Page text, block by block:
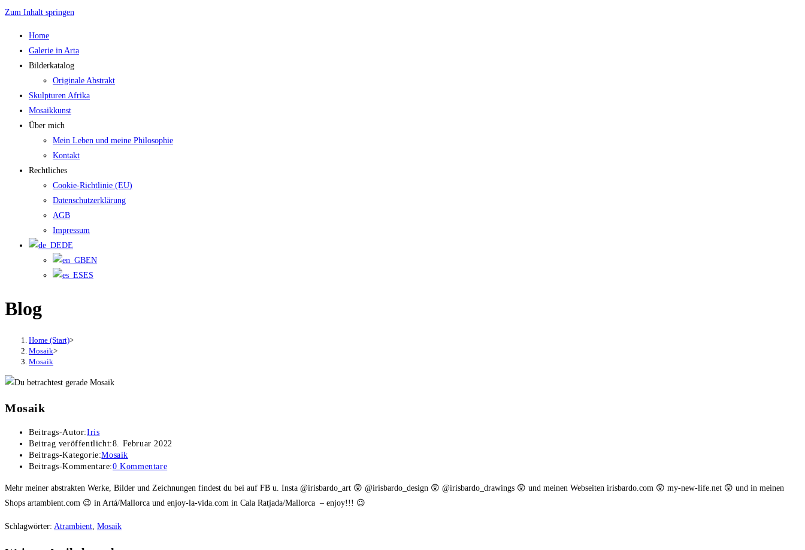
Zum Inhalt springen
Home
Galerie in Arta
Bilderkatalog
Originale Abstrakt
Skulpturen Afrika
Mosaikkunst
Über mich
Mein Leben und meine Philosophie
Kontakt
Rechtliches
Cookie-Richtlinie (EU)
Datenschutzerklärung
AGB
Impressum
DE
EN
ES
Blog
Home (Start)>
Mosaik>
Mosaik
Mosaik
Beitrags-Autor:Iris
Beitrag veröffentlicht:8. Februar 2022
Beitrags-Kategorie:Mosaik
Beitrags-Kommentare:0 Kommentare
Mehr meiner abstrakten Werke, Bilder und Zeichnungen findest du bei auf FB u. Insta @irisbardo_art 😲 @irisbardo_design 😲 @irisbardo_drawings 😲 und meinen Webseiten irisbardo.com 😲 my-new-life.net 😲 und in meinen
Shops artambient.com 😉 in Artá/Mallorca und enjoy-la-vida.com in Cala Ratjada/Mallorca – enjoy!!! 😉
Schlagwörter: Atrambient, Mosaik